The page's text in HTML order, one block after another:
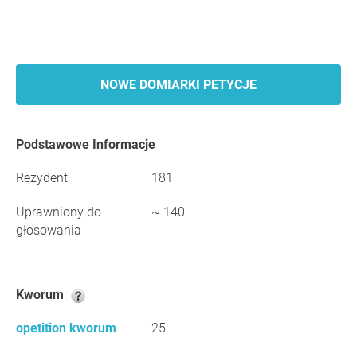
NOWE DOMIARKI PETYCJE
Podstawowe Informacje
Rezydent 181
Uprawniony do
głosowania
~ 140
Kworum
opetition kworum
25